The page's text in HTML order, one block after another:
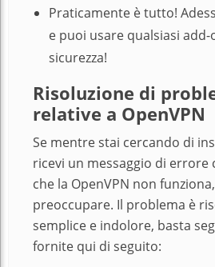
Praticamente è tutto!
e puoi usare qualsiasi
sicurezza!
Risoluzione di
relative a OpenVPN
Se mentre stai cercando di
ricevi un messaggio di errore
che la OpenVPN non
preoccupare. Il problema è
semplice e indolore, basta
fornite qui di seguito: